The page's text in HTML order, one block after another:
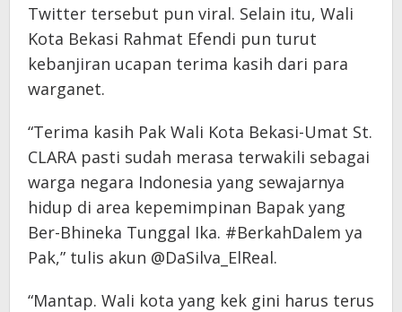
Twitter tersebut pun viral. Selain itu, Wali
Kota Bekasi Rahmat Efendi pun turut
kebanjiran ucapan terima kasih dari para
warganet.
“Terima kasih Pak Wali Kota Bekasi-Umat St.
CLARA pasti sudah merasa terwakili sebagai
warga negara Indonesia yang sewajarnya
hidup di area kepemimpinan Bapak yang
Ber-Bhineka Tunggal Ika. #BerkahDalem ya
Pak,” tulis akun @DaSilva_ElReal.
“Mantap. Wali kota yang kek gini harus terus